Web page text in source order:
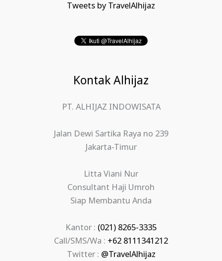
Tweets by TravelAlhijaz
Kontak Alhijaz
PT. ALHIJAZ INDOWISATA
Jalan Dewi Sartika Raya no 239
Jakarta-Timur
Litta Viani Nur
Consultant Haji Umroh
Siap Membantu Anda
Kantor : (021) 8265-3335
Call/SMS/Wa : +62 8111341212
Twitter : @TravelAlhijaz